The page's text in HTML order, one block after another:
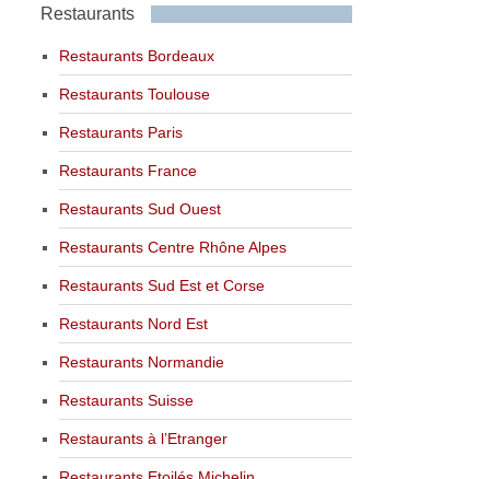
Restaurants
Restaurants Bordeaux
Restaurants Toulouse
Restaurants Paris
Restaurants France
Restaurants Sud Ouest
Restaurants Centre Rhône Alpes
Restaurants Sud Est et Corse
Restaurants Nord Est
Restaurants Normandie
Restaurants Suisse
Restaurants à l’Etranger